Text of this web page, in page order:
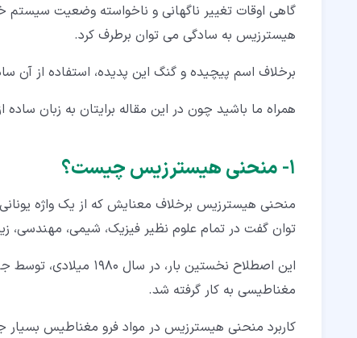
۳‏-‏۱‏- 1-3 هیسترزیس وابسته به نرخ
۴‏- 4 منحنی هیسترزیس الکتریکی
۴‏-‏۱‏- 1-4 منحنی هیسترزیس عملکرد اشمیت تریگر (Schmitt Trigger)
گاهی اوقات تغییر ناگهانی و ناخواسته وضعیت سیستم
هیسترزیس به سادگی می توان برطرف کرد.
برخلاف اسم پیچیده و گنگ این پدیده، استفاده از آن
همراه ما باشید چون در این مقاله برایتان به زبان
۱‏- منحنی هیسترزیس چیست؟
منحنی هیسترزیس برخلاف معنایش که از یک واژه
توان گفت در تمام علوم نظیر فیزیک، شیمی، مهندسی،
مغناطیسی به کار گرفته شد.
کاربرد منحنی هیسترزیس در مواد فرو مغناطیس